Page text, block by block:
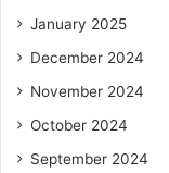
January 2025
December 2024
November 2024
October 2024
September 2024